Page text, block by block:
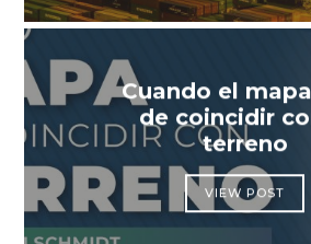
Cuando el
de coincidir
terreno
VIEW POST